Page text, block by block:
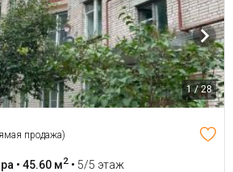
1 / 28
продажа)
• 45.60 м2 • 5/5 этаж